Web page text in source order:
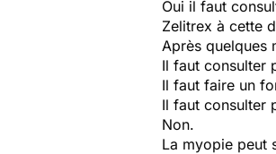
Oui il faut
Zelitrex à cette
Après quelques
Il faut consulter
Il faut faire un
Il faut consulter
Non.
La myopie peut